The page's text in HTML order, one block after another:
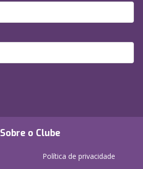
Sobre o Clube
Política de privacidade